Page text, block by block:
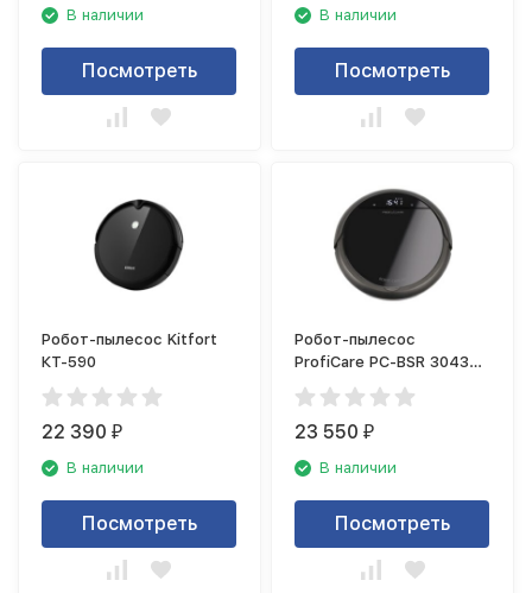
В наличии
Посмотреть
В наличии
Посмотреть
Робот-пылесос Kitfort
КТ-590
22 390₽
В наличии
Посмотреть
Робот-пылесос
ProfiCare PC-BSR 3043
antrazit
23 550₽
В наличии
Посмотреть